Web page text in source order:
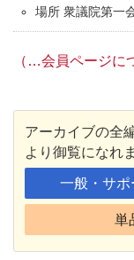
場所 衆議院第一
（…会員ページに
アーカイブの全
より御覧になれ
一般・サポ
単